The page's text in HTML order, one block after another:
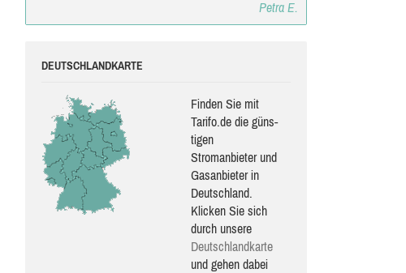
Petra E.
DEUTSCHLANDKARTE
Finden Sie mit
Tarifo.de die güns­
ti­gen
Stromanbieter und
Gasanbieter in
Deutschland.
Klicken Sie sich
durch unsere
Deutsch­land­karte
und gehen dabei